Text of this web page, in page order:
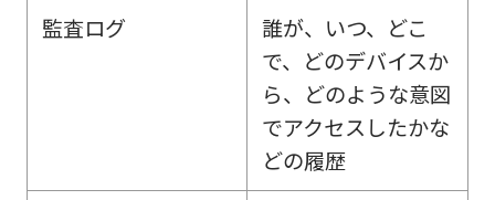
監査ログ
誰が、いつ、どこ
で、どのデバイスか
ら、どのような意図
でアクセスしたかな
どの履歴